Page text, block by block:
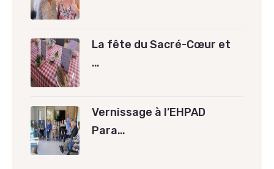
La fête du Sacré-Cœur et
…
Vernissage à l’EHPAD
Para…